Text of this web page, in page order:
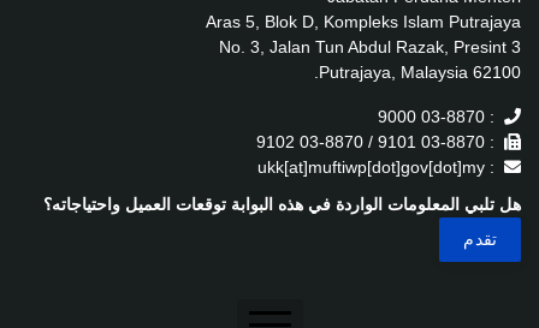
Aras 5, Blok D, Kompleks Islam Putrajaya
No. 3, Jalan Tun Abdul Razak, Presint 3
62100 Putrajaya, Malaysia.
: 03-8870 9000
: 03-8870 9101 / 03-8870 9102
: ukk[at]muftiwp[dot]gov[dot]my
هل تلبي المعلومات الواردة في هذه البوابة توقعات العميل واحتياجاته؟